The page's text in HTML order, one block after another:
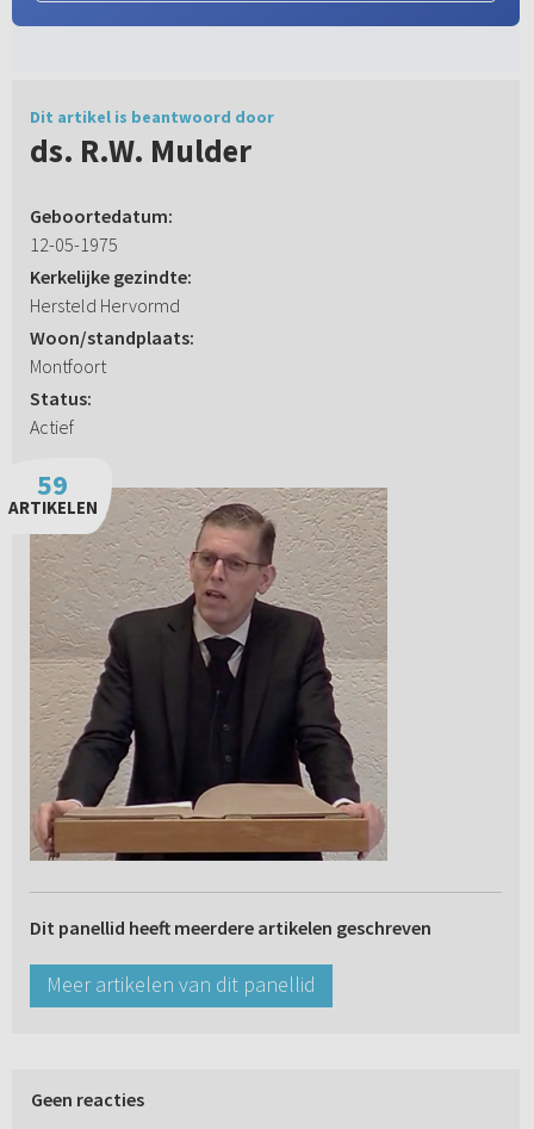
Dit artikel is beantwoord door
ds. R.W. Mulder
Geboortedatum:
12-05-1975
Kerkelijke gezindte:
Hersteld Hervormd
Woon/standplaats:
Montfoort
Status:
Actief
59
ARTIKELEN
Dit panellid heeft meerdere artikelen geschreven
Meer artikelen van dit panellid
Geen reacties